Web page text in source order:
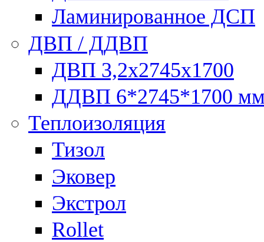
Ламинированное ДСП
ДВП / ДДВП
ДВП 3,2х2745х1700
ДДВП 6*2745*1700
Теплоизоляция
Тизол
Эковер
Экстрол
Rollet